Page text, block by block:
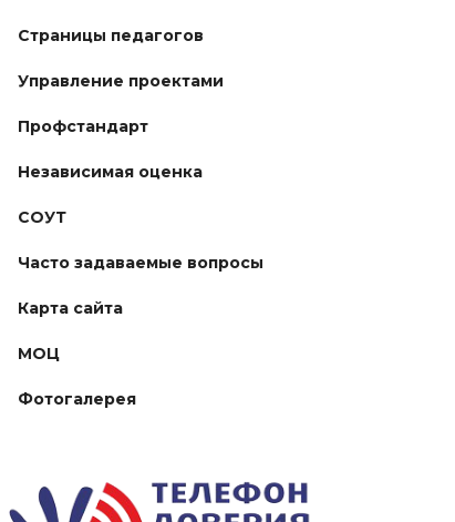
Страницы педагогов
Управление проектами
Профстандарт
Независимая оценка
СОУТ
Часто задаваемые вопросы
Карта сайта
МОЦ
Фотогалерея